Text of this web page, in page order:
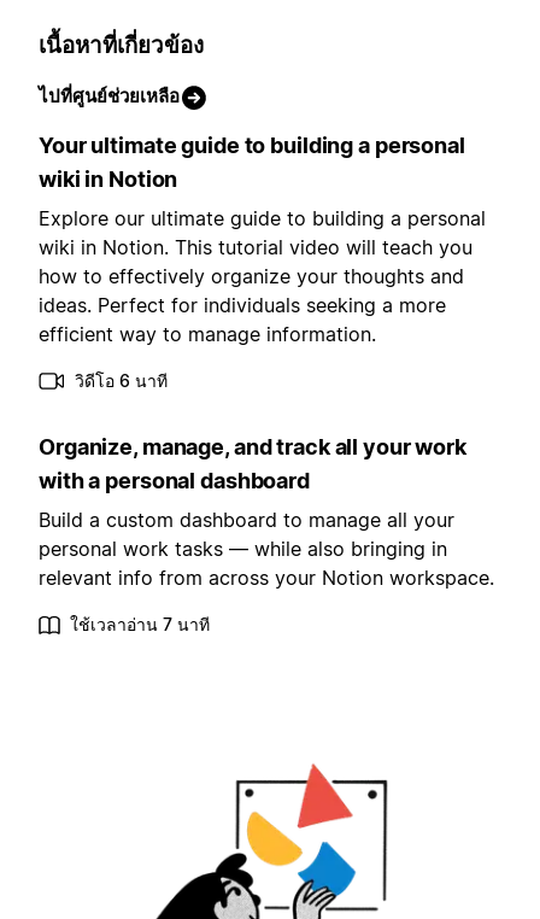
เนื้อหาที่เกี่ยวข้อง
ไปที่ศูนย์ช่วยเหลือ
Your ultimate guide to building a personal
wiki in Notion
Explore our ultimate guide to building a personal
wiki in Notion. This tutorial video will teach you
how to effectively organize your thoughts and
ideas. Perfect for individuals seeking a more
efficient way to manage information.
วิดีโอ 6 นาที
Organize, manage, and track all your work
with a personal dashboard
Build a custom dashboard to manage all your
personal work tasks — while also bringing in
relevant info from across your Notion workspace.
ใช้เวลาอ่าน 7 นาที